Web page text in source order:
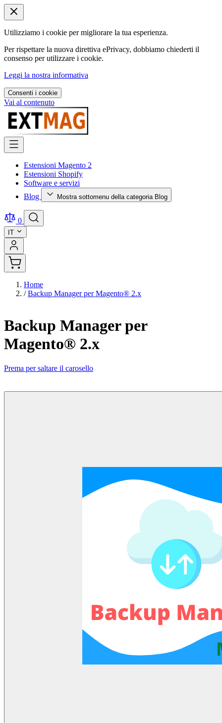
Utilizziamo i cookie per migliorare la tua esperienza.
Per rispettare la nuova direttiva ePrivacy, dobbiamo chiederti il
consenso per utilizzare i cookie.
Leggi la nostra informativa
Consenti i cookie
Vai al contenuto
Estensioni Magento 2
Estensioni Shopify
Software e servizi
Blog
Mostra sottomenu della categoria Blog
0
IT
Home
/ Backup Manager per Magento® 2.x
Backup Manager per
Magento® 2.x
Prema per saltare il carosello